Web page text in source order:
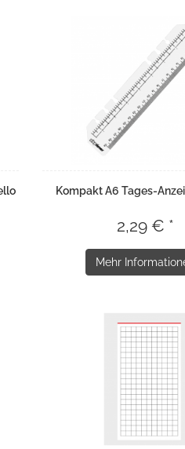
Kompakt A6 Tages-
2,29 € *
Mehr